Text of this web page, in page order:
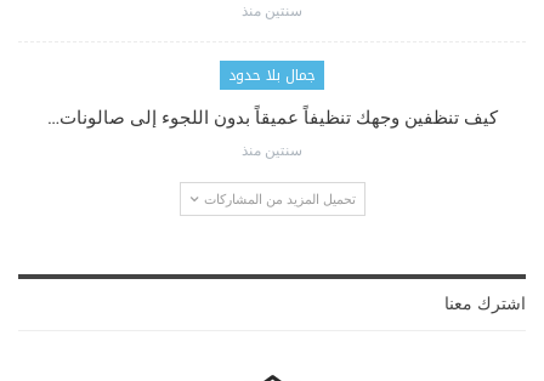
سنتين منذ
جمال بلا حدود
كيف تنظفين وجهك تنظيفاً عميقاً بدون اللجوء إلى صالونات…
سنتين منذ
تحميل المزيد من المشاركات
اشترك معنا